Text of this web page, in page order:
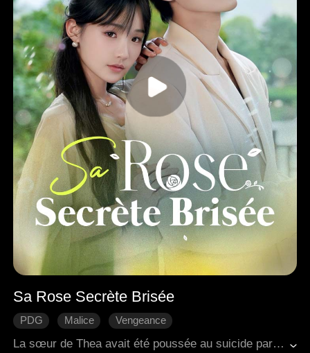
Sa Rose Secrète Brisée
PDG Malice
Vengeance
L'amour naît avec le temps
La sœur de Thea avait été poussée au suicide par trois riches héritiers, et leur mère était restée dans un état végétatif après avoir été battue. À partir de ce moment-là, Thea quitta l'école et commença à travailler dans un club, déterminée à se rapprocher de Rory, la figure puissante d'Osasa, pour se venger. Tout au long de cette démarche calculée, elle construisit une image de fragilité et planifia minutieusement chaque étape. Pourtant, elle n'avait jamais anticipé qu'au milieu de l'immense favoritisme de Rory, elle tomberait sincèrement amoureuse de lui...